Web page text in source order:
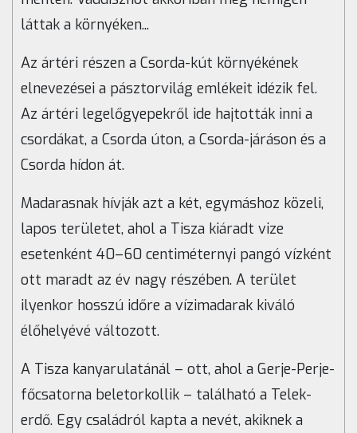
láttak a környéken...
Az ártéri részen a Csorda-kút környékének
elnevezései a pásztorvilág emlékeit idézik fel.
Az ártéri legelőgyepekről ide hajtották inni a
csordákat, a Csorda úton, a Csorda-járáson és a
Csorda hídon át.
Madarasnak hívják azt a két, egymáshoz közeli,
lapos területet, ahol a Tisza kiáradt vize
esetenként 40–60 centiméternyi pangó vízként
ott maradt az év nagy részében. A terület
ilyenkor hosszú időre a vízimadarak kiváló
élőhelyévé változott.
A Tisza kanyarulatánál – ott, ahol a Gerje-Perje-
főcsatorna beletorkollik – található a Telek-
erdő. Egy családról kapta a nevét, akiknek a